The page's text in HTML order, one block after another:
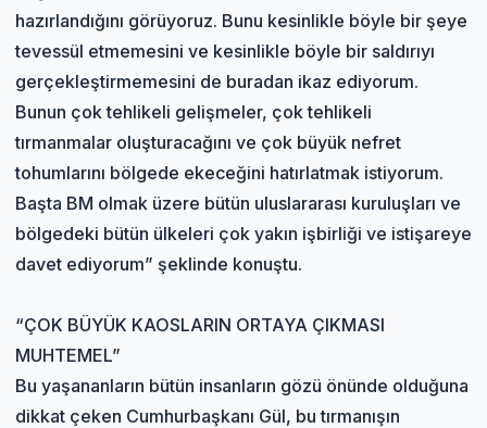
hazırlandığını görüyoruz. Bunu kesinlikle böyle bir şeye
tevessül etmemesini ve kesinlikle böyle bir saldırıyı
gerçekleştirmemesini de buradan ikaz ediyorum.
Bunun çok tehlikeli gelişmeler, çok tehlikeli
tırmanmalar oluşturacağını ve çok büyük nefret
tohumlarını bölgede ekeceğini hatırlatmak istiyorum.
Başta BM olmak üzere bütün uluslararası kuruluşları ve
bölgedeki bütün ülkeleri çok yakın işbirliği ve istişareye
davet ediyorum” şeklinde konuştu.
“ÇOK BÜYÜK KAOSLARIN ORTAYA ÇIKMASI
MUHTEMEL”
Bu yaşananların bütün insanların gözü önünde olduğuna
dikkat çeken Cumhurbaşkanı Gül, bu tırmanışın